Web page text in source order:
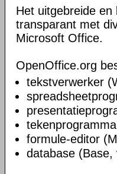
Het uitgebreide
transparant met
Microsoft Office.
OpenOffice.org
tekstverwerker
formule-editor
database (Base,